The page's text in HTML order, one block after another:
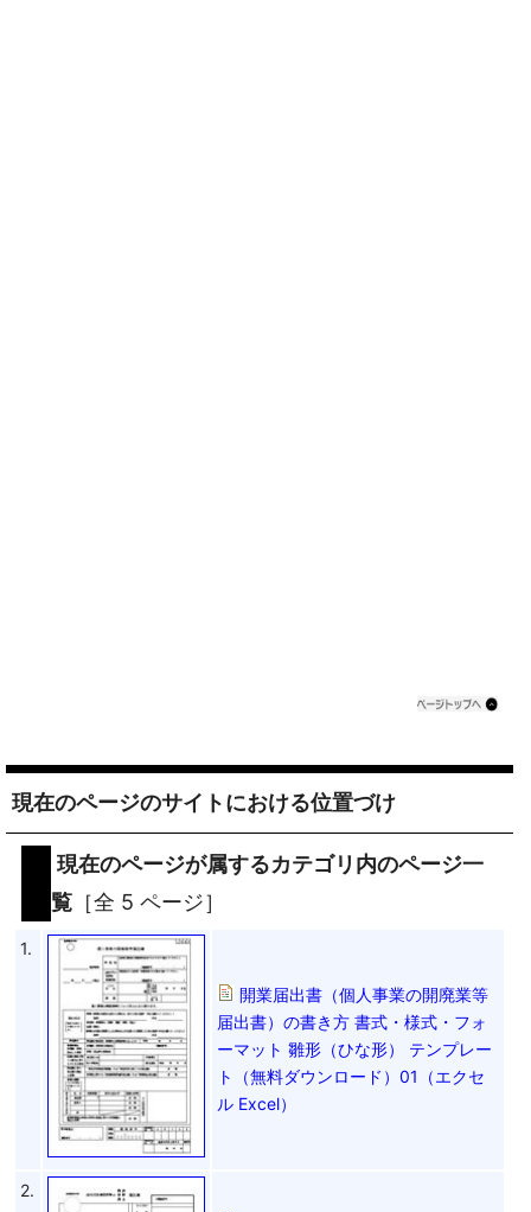
現在のページのサイトにおける位置づけ
現在のページが属するカテゴリ内のページ一
覧 ［全 5 ページ］
1.
開業届出書（個人事業の開廃業等
届出書）の書き方 書式・様式・フォ
ーマット 雛形（ひな形） テンプレー
ト（無料ダウンロード）01（エクセ
ル Excel）
2.